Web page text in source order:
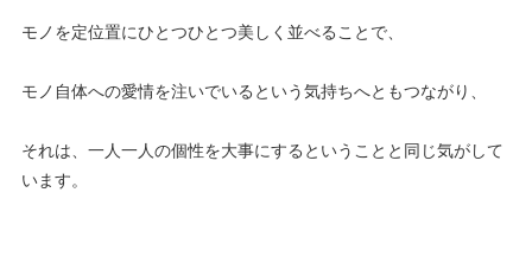
モノを定位置にひとつひとつ美しく並べることで、
モノ自体への愛情を注いでいるという気持ちへともつながり、
それは、一人一人の個性を大事にするということと同じ気がして
います。